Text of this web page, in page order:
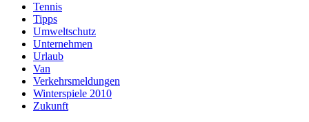
Tennis
Tipps
Umweltschutz
Unternehmen
Urlaub
Van
Verkehrsmeldungen
Winterspiele 2010
Zukunft